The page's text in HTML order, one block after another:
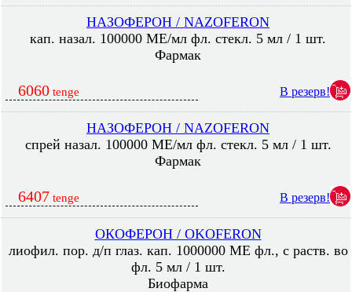
НАЗОФЕРОН / NAZOFERON
кап. назал. 100000 МЕ/мл фл. стекл. 5 мл / 1 шт.
Фармак
6060 tenge В резерв!
НАЗОФЕРОН / NAZOFERON
спрей назал. 100000 МЕ/мл фл. стекл. 5 мл / 1 шт.
Фармак
6407 tenge В резерв!
ОКОФЕРОН / OKOFERON
лиофил. пор. д/п глаз. кап. 1000000 МЕ фл., с раств. во
фл. 5 мл / 1 шт.
Биофарма